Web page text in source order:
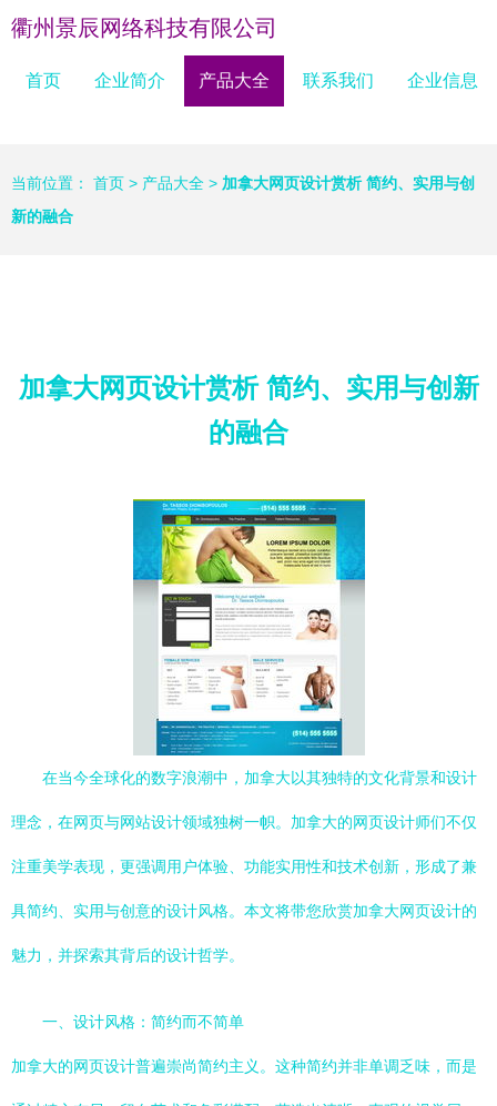
衢州景辰网络科技有限公司
首页 企业简介 产品大全 联系我们 企业信息
当前位置： 首页 > 产品大全 > 加拿大网页设计赏析 简约、实用与创
新的融合
加拿大网页设计赏析 简约、实用与创新
的融合
在当今全球化的数字浪潮中，加拿大以其独特的文化背景和设计
理念，在网页与网站设计领域独树一帜。加拿大的网页设计师们不仅
注重美学表现，更强调用户体验、功能实用性和技术创新，形成了兼
具简约、实用与创意的设计风格。本文将带您欣赏加拿大网页设计的
魅力，并探索其背后的设计哲学。
一、设计风格：简约而不简单
加拿大的网页设计普遍崇尚简约主义。这种简约并非单调乏味，而是